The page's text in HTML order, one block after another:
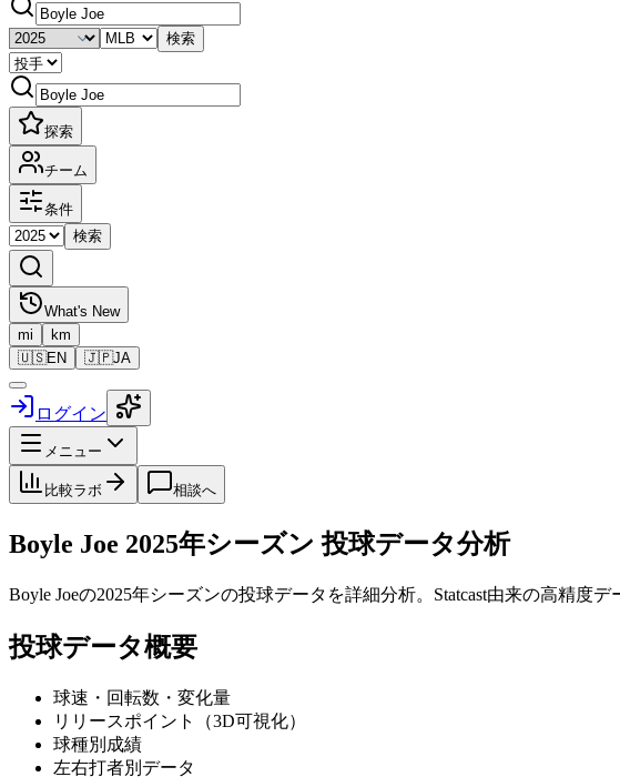
検索
探索
チーム
条件
検索
What's New
mi
km
🇺🇸EN 🇯🇵JA
ログイン
メニュー
比較ラボ 相談へ
Boyle Joe 2025年シーズン 投球データ分析
Boyle Joeの2025年シーズンの投球データを詳細分析。Statcast由来の高精度
投球データ概要
球速・回転数・変化量
リリースポイント（3D可視化）
球種別成績
左右打者別データ